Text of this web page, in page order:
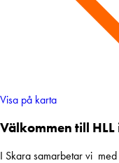
Visa på karta
Välkommen till HLL
I Skara samarbetar vi